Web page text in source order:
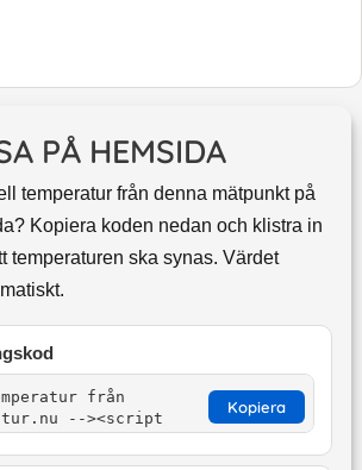
PÅ HEMSIDA
temperatur från denna mätpunkt på
Kopiera koden nedan och klistra in
temperaturen ska synas. Värdet
Kopiera